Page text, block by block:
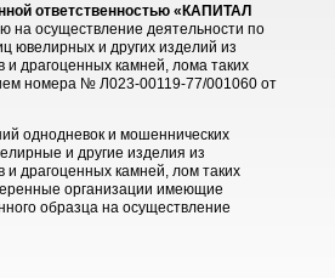
ответственностью «КАПИТАЛ
на осуществление деятельности по
ювелирных и других изделий из
и драгоценных камней, лома таких
номера № Л023-00119-77/001060 от
однодневок и мошеннических
и другие изделия из
и драгоценных камней, лом таких
организации имеющие
образца на осуществление